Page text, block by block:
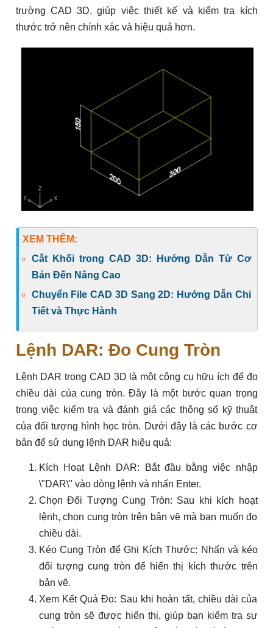
trường CAD 3D, giúp việc thiết kế và kiểm tra kích
thước trở nên chính xác và hiệu quả hơn.
XEM THÊM:
Cắt Khối trong CAD 3D: Hướng Dẫn Từ Cơ
Bản Đến Nâng Cao
Chuyển File CAD 3D Sang 2D: Hướng Dẫn Chi
Tiết và Thực Hành
Lệnh DAR: Đo Cung Tròn
Lệnh DAR trong CAD 3D là một công cụ hữu ích để đo
chiều dài của cung tròn. Đây là một bước quan trọng
trong việc kiểm tra và đánh giá các thông số kỹ thuật
của đối tượng hình học tròn. Dưới đây là các bước cơ
bản để sử dụng lệnh DAR hiệu quả:
Kích Hoạt Lệnh DAR: Bắt đầu bằng việc nhập
\"DAR\" vào dòng lệnh và nhấn Enter.
Chọn Đối Tượng Cung Tròn: Sau khi kích hoạt
lệnh, chọn cung tròn trên bản vẽ mà bạn muốn đo
chiều dài.
Kéo Cung Tròn để Ghi Kích Thước: Nhấn và kéo
đối tượng cung tròn để hiển thị kích thước trên
bản vẽ.
Xem Kết Quả Đo: Sau khi hoàn tất, chiều dài của
cung tròn sẽ được hiển thị, giúp bạn kiểm tra sự